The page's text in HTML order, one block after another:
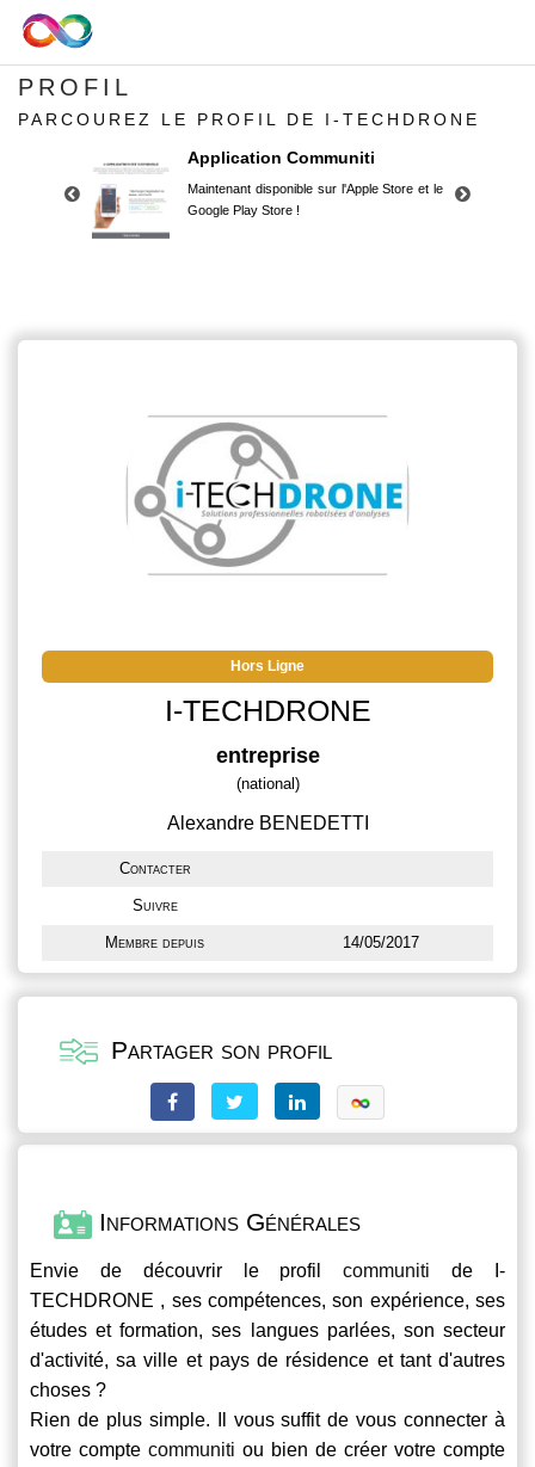
PROFIL
PARCOUREZ LE PROFIL DE I-TECHDRONE
Application Communiti
Maintenant disponible sur l'Apple Store et le
Google Play Store !
Hors Ligne
I-TECHDRONE
entreprise
(national)
Alexandre BENEDETTI
Contacter
Suivre
Membre depuis 14/05/2017
Partager son profil
Informations Générales
Envie de découvrir le profilcommuniti de I-
TECHDRONE , ses compétences, son expérience, ses
études et formation, ses langues parlées, son secteur
d'activité, sa ville et pays de résidence et tant d'autres
choses ?
Rien de plus simple. Il vous suffit de vous connecter à
votre compte communiti ou bien de créer votre compte